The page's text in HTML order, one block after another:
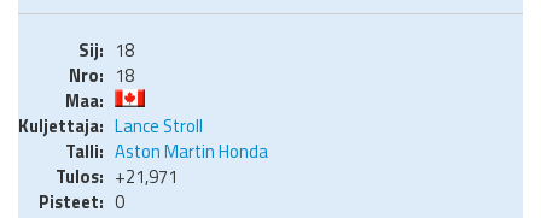
18
18
Lance Stroll
Aston Martin Honda
+21,971
0